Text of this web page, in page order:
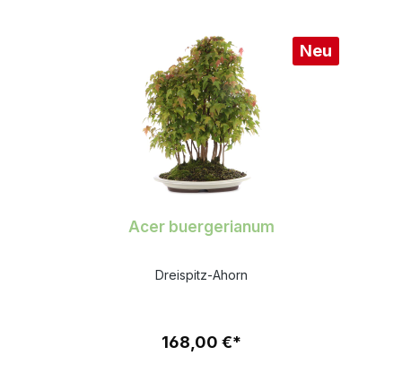
Neu
Acer buergerianum
Dreispitz-Ahorn
168,00 €*